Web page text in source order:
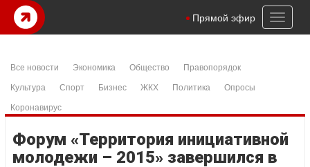
Toggle
Прямой эфир
Все новости Экономика Общество
Правопорядок
Культура
Спорт Бизнес ЖКХ Политика
Опросы
Коронавирус
Форум «Территория инициативной
молодежи – 2015» завершился в